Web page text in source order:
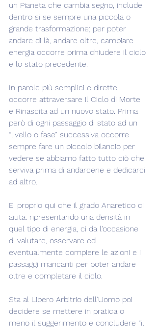
un Pianeta che cambia segno, include
dentro si se sempre una piccola o
grande trasformazione; per poter
andare di là, andare oltre, cambiare
energia occorre prima chiudere il ciclo
e lo stato precedente.
In parole più semplici e dirette
occorre attraversare il Ciclo di Morte
e Rinascita ad un nuovo stato. Prima
però di ogni passaggio di stato ad un
“livello o fase” successiva occorre
sempre fare un piccolo bilancio per
vedere se abbiamo fatto tutto ciò che
serviva prima di andarcene e dedicarci
ad altro.
E' proprio qui che il grado Anaretico ci
aiuta: ripresentando una densità in
quel tipo di energia, ci da l'occasione
di valutare, osservare ed
eventualmente compiere le azioni e i
passaggi mancanti per poter andare
oltre e completare il ciclo.
Sta al Libero Arbitrio dell'Uomo poi
decidere se mettere in pratica o
meno il suggerimento e concludere “il